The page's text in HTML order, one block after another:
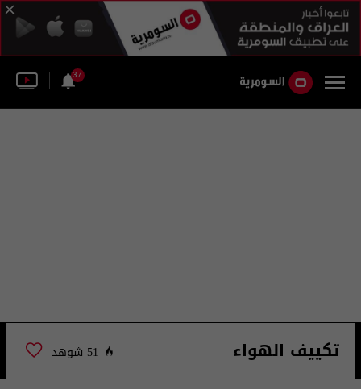
37
تكييف الهواء 51 شوهد